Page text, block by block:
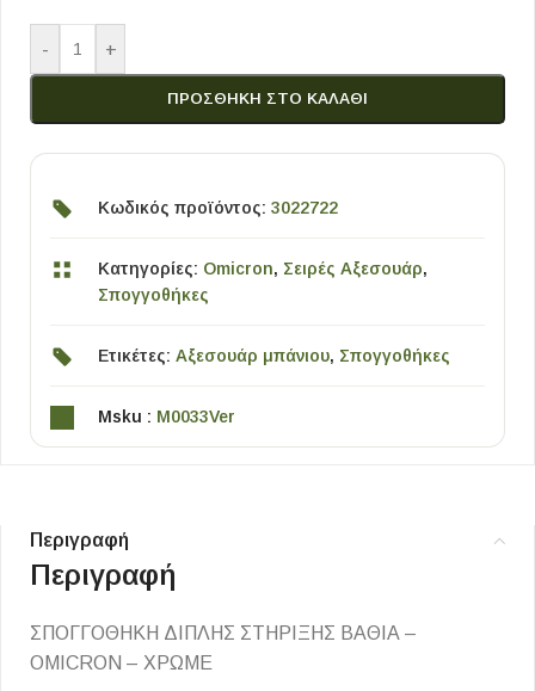
- +
ΠΡΟΣΘΉΚΗ ΣΤΟ ΚΑΛΆΘΙ
Κωδικός προϊόντος: 3022722
Κατηγορίες: Omicron, Σειρές Αξεσουάρ,
Σπογγοθήκες
Ετικέτες: Αξεσουάρ μπάνιου, Σπογγοθήκες
Msku : M0033Ver
Περιγραφή
Περιγραφή
ΣΠΟΓΓΟΘΗΚΗ ΔΙΠΛΗΣ ΣΤΗΡΙΞΗΣ ΒΑΘΙΑ –
OMICRON – ΧΡΩΜΕ